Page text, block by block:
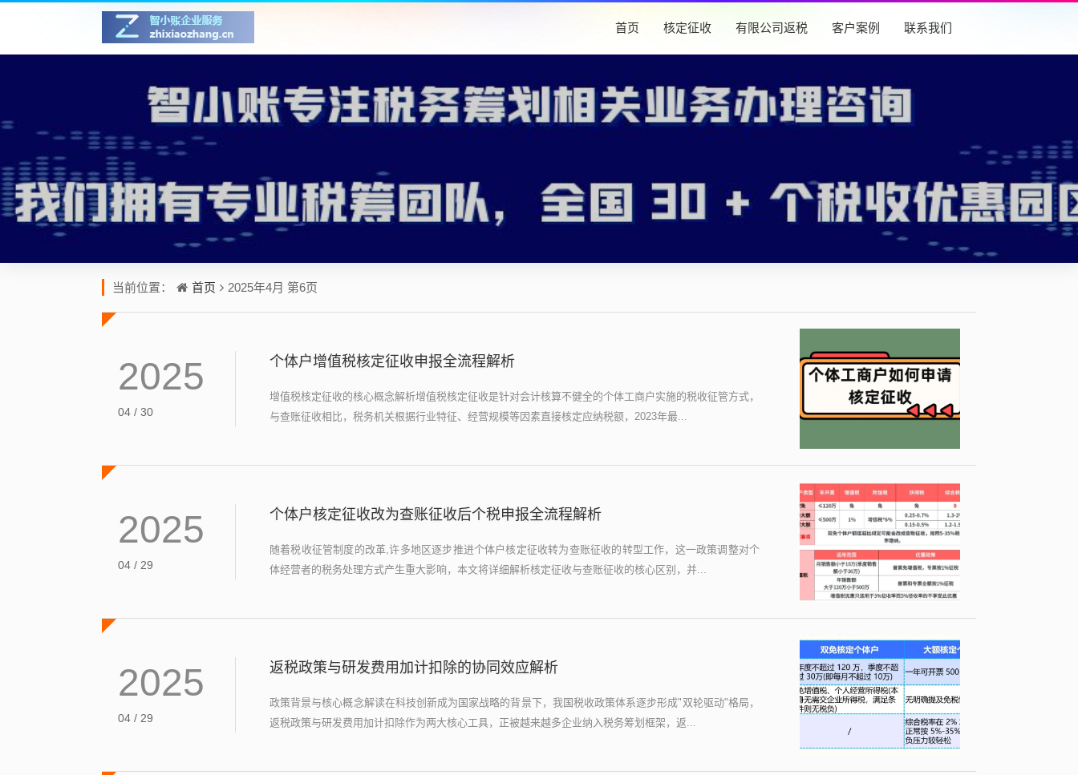
首页 核定征收 有限公司返税 客户案例 联系我们
当前位置： 首页 2025年4月 第6页
2025
04 / 30
个体户增值税核定征收申报全流程解析
增值税核定征收的核心概念解析增值税核定征收是针对会计核算不健全的个体工商户实施的税收征管方式，
与查账征收相比，税务机关根据行业特征、经营规模等因素直接核定应纳税额，2023年最...
2025
04 / 29
个体户核定征收改为查账征收后个税申报全流程解析
随着税收征管制度的改革,许多地区逐步推进个体户核定征收转为查账征收的转型工作，这一政策调整对个
体经营者的税务处理方式产生重大影响，本文将详细解析核定征收与查账征收的核心区别，并...
2025
04 / 29
返税政策与研发费用加计扣除的协同效应解析
政策背景与核心概念解读在科技创新成为国家战略的背景下，我国税收政策体系逐步形成"双轮驱动"格局，
返税政策与研发费用加计扣除作为两大核心工具，正被越来越多企业纳入税务筹划框架，返...